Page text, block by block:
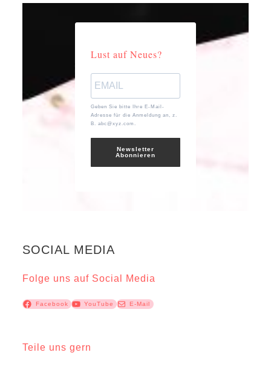
Lust auf Neues?
Geben Sie bitte Ihre E-Mail-
Adresse für die Anmeldung an, z.
B. abc@xyz.com.
Newsletter
Abonnieren
SOCIAL MEDIA
Folge uns auf Social Media
Facebook YouTube E-Mail
Teile uns gern